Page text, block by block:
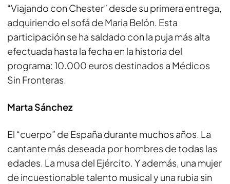
“Viajando con Chester” desde su primera entrega,
adquiriendo el sofá de Maria Belón. Esta
participación se ha saldado con la puja más alta
efectuada hasta la fecha en la historia del
programa: 10.000 euros destinados a Médicos
Sin Fronteras.
Marta Sánchez
El “cuerpo” de España durante muchos años. La
cantante más deseada por hombres de todas las
edades. La musa del Ejército. Y además, una mujer
de incuestionable talento musical y una rubia sin